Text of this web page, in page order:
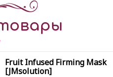
Fruit Infused Firming Mask
[JMsolution]